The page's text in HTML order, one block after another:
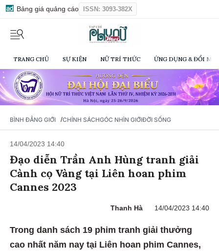
Bảng giá quảng cáo ISSN: 3093-382X
TRANG CHỦ SỰ KIỆN NỮ TRÍ THỨC ỨNG DỤNG & ĐỔI
BÌNH ĐẲNG GIỚI /CHÍNH SÁCHGÓC NHÌN GIỚIĐỜI SỐNG
14/04/2023 14:40
Đạo diễn Trần Anh Hùng tranh giải
Cành cọ Vàng tại Liên hoan phim
Cannes 2023
Thanh Hà 14/04/2023 14:40
Trong danh sách 19 phim tranh giải thưởng
cao nhất năm nay tại Liên hoan phim Cannes,